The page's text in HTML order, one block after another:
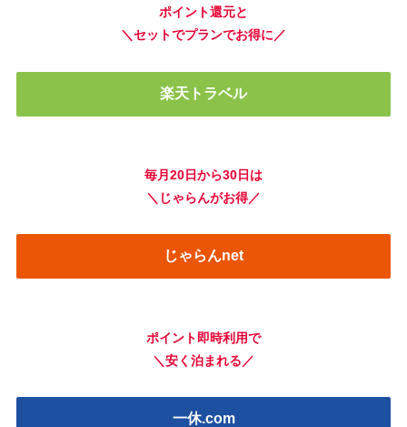
ポイント還元と
＼セットでプランでお得に／
楽天トラベル
毎月20日から30日は
＼じゃらんがお得／
じゃらんnet
ポイント即時利用で
＼安く泊まれる／
一休.com